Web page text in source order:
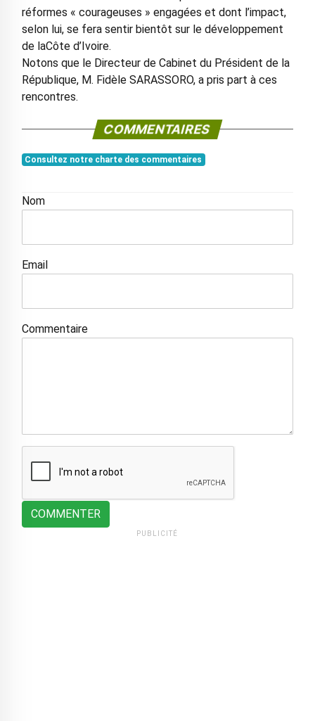
réformes « courageuses » engagées et dont l’impact,
selon lui, se fera sentir bientôt sur le développement
de laCôte d’Ivoire.
Notons que le Directeur de Cabinet du Président de la
République, M. Fidèle SARASSORO, a pris part à ces
rencontres.
COMMENTAIRES
Consultez notre charte des commentaires
Nom
Email
Commentaire
COMMENTER
PUBLICITÉ